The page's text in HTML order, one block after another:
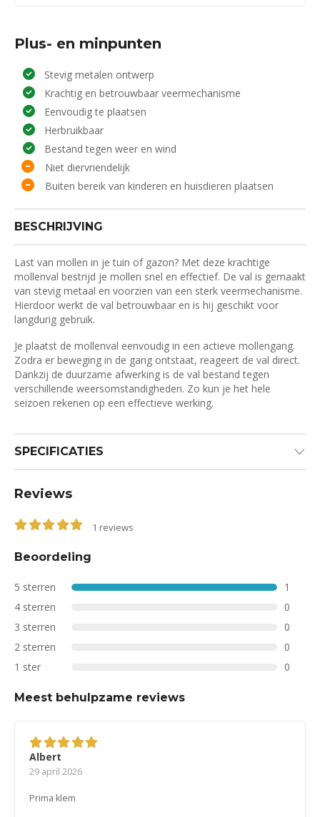
Plus- en minpunten
Stevig metalen ontwerp
Krachtig en betrouwbaar veermechanisme
Eenvoudig te plaatsen
Herbruikbaar
Bestand tegen weer en wind
Niet diervriendelijk
Buiten bereik van kinderen en huisdieren plaatsen
BESCHRIJVING
Last van mollen in je tuin of gazon? Met deze krachtige
mollenval bestrijd je mollen snel en effectief. De val is gemaakt
van stevig metaal en voorzien van een sterk veermechanisme.
Hierdoor werkt de val betrouwbaar en is hij geschikt voor
langdurig gebruik.
Je plaatst de mollenval eenvoudig in een actieve mollengang.
Zodra er beweging in de gang ontstaat, reageert de val direct.
Dankzij de duurzame afwerking is de val bestand tegen
verschillende weersomstandigheden. Zo kun je het hele
seizoen rekenen op een effectieve werking.
SPECIFICATIES
Reviews
1 reviews
Beoordeling
5 sterren
1
4 sterren
0
3 sterren
0
2 sterren
0
1 ster
0
Meest behulpzame reviews
5van 5
Albert
29 april 2026
Prima klem